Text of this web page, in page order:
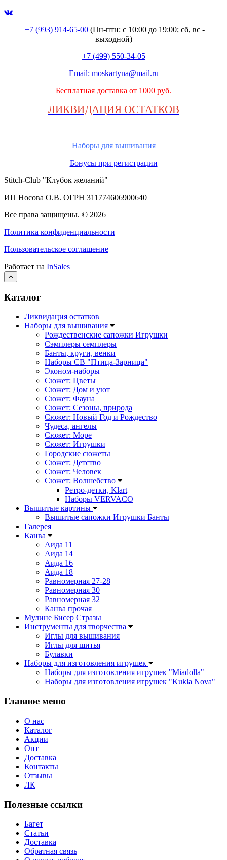
+7 (993) 914-65-00 (Пн-птн: с10:00 до 19:00; сб, вс -
выходной)
+7 (499) 550-34-05
Email: moskartyna@mail.ru
Бесплатная доставка от 1000 руб.
ЛИКВИДАЦИЯ ОСТАТКОВ
Наборы для вышивания
Бонусы при регистрации
Stitch-Club "Клубок желаний"
ИП Носова О.В. ОГРН 311774606900640
Все права защищены. © 2026
Политика конфиденциальности
Пользовательское соглашение
Работает на InSales
Каталог
Ликвидация остатков
Наборы для вышивания
Рождественские сапожки Игрушки
Сэмплеры семплеры
Банты, круги, венки
Наборы СВ "Птица-Зарница"
Эконом-наборы
Сюжет: Цветы
Сюжет: Дом и уют
Сюжет: Фауна
Сюжет: Сезоны, природа
Сюжет: Новый Год и Рождество
Чудеса, ангелы
Сюжет: Море
Сюжет: Игрушки
Городские сюжеты
Сюжет: Детство
Сюжет: Человек
Сюжет: Волшебство
Ретро-детки, Klart
Наборы VERVACO
Вышитые картины
Вышитые сапожки Игрушки Банты
Галерея
Канва
Аида 11
Аида 14
Аида 16
Аида 18
Равномерная 27-28
Равномерная 30
Равномерная 32
Канва прочая
Мулине Бисер Стразы
Инструменты для творчества
Иглы для вышивания
Иглы для шитья
Булавки
Наборы для изготовления игрушек
Наборы для изготовления игрушек "Miadolla"
Наборы для изготовления игрушек "Kukla Nova"
Главное меню
О нас
Каталог
Акции
Опт
Доставка
Контакты
Отзывы
ЛК
Полезные ссылки
Багет
Статьи
Доставка
Обратная связь